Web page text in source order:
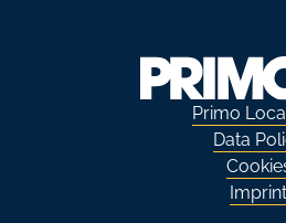
Primo
Data
Imprint